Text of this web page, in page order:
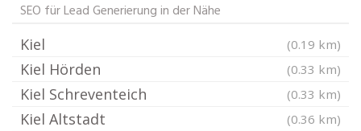
SEO für Lead Generierung in der Nähe
Kiel (0.19 km)
Kiel Hörden (0.33 km)
Kiel Schreventeich (0.33 km)
Kiel Altstadt (0.36 km)